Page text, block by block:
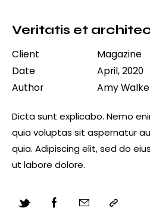
Veritatis et
Client
Magazine
Date
April, 2020
Author
Amy
Dicta sunt explicabo. Nemo
quia voluptas sit aspernatur
quia. Adipiscing elit, sed do
ut labore dolore.